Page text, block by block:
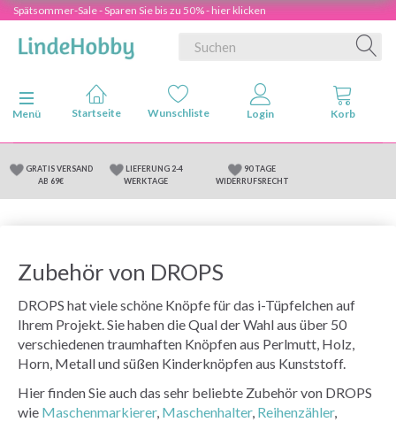
Spätsommer-Sale - Sparen Sie bis zu 50% - hier klicken
Anzeige ändern
Menü
GRATIS VERSAND
AB 69€
LIEFERUNG 2-4
WERKTAGE
90 TAGE
WIDERRUFSRECHT
Zubehör von DROPS
DROPS hat viele schöne Knöpfe für das i-Tüpfelchen auf
Ihrem Projekt. Sie haben die Qual der Wahl aus über 50
verschiedenen traumhaften Knöpfen aus Perlmutt, Holz,
Horn, Metall und süßen Kinderknöpfen aus Kunststoff.
Hier finden Sie auch das sehr beliebte Zubehör von DROPS
wie Maschenmarkierer, Maschenhalter, Reihenzähler,